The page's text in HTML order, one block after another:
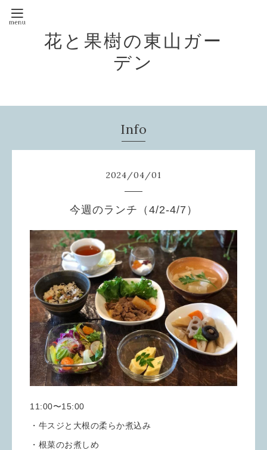
花と果樹の東山ガー
デン
Info
2024/04/01
今週のランチ（4/2-4/7）
11:00〜15:00
・牛スジと大根の柔らか煮込み
・根菜のお煮しめ